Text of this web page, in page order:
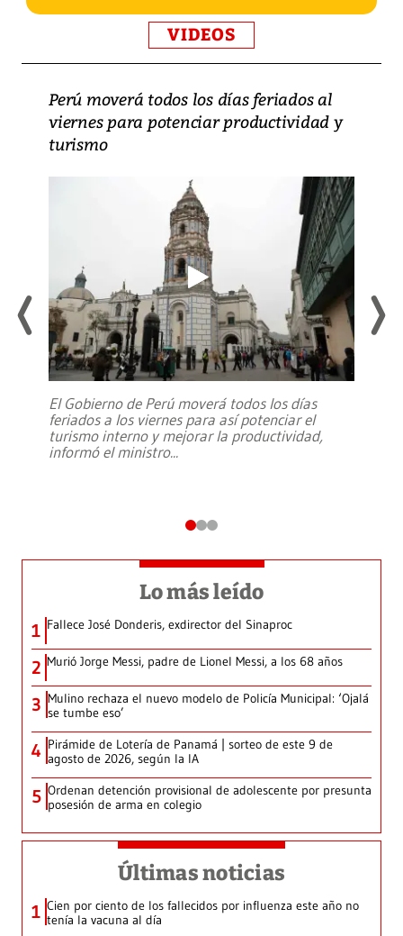
VIDEOS
Perú moverá todos los días feriados al
viernes para potenciar productividad y
turismo
El Gobierno de Perú moverá todos los días
feriados a los viernes para así potenciar el
turismo interno y mejorar la productividad,
informó el ministro...
Lo más leído
1 Fallece José Donderis, exdirector del Sinaproc
2 Murió Jorge Messi, padre de Lionel Messi, a los 68 años
3 Mulino rechaza el nuevo modelo de Policía Municipal: ‘Ojalá
se tumbe eso’
4 Pirámide de Lotería de Panamá | sorteo de este 9 de
agosto de 2026, según la IA
5 Ordenan detención provisional de adolescente por presunta
posesión de arma en colegio
Últimas noticias
1 Cien por ciento de los fallecidos por influenza este año no
tenía la vacuna al día